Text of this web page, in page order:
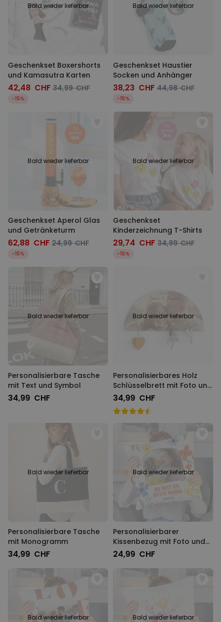
Bald wieder lieferbar
Geschenkset Boxershorts
und Kamasutra Karten
42,48 CHF 34,99 CHF
-15%
Bald wieder lieferbar
Geschenkset Haustier
Socken und Anhänger
38,23 CHF 44,98 CHF
-15%
Bald wieder lieferbar
Geschenkset Aperol Glas
und Getränketurm
62,88 CHF 24,99 CHF
-15%
Bald wieder lieferbar
Geschenkset
Kinderzeichnung T-Shirts
29,74 CHF 34,99 CHF
-15%
Bald wieder lieferbar
Personalisierbare Tasche
mit Text und Symbol
34,99 CHF
Bald wieder lieferbar
Personalisierbares Holz
Schlüsselbrett mit Foto und
Text
34,99 CHF
Bald wieder lieferbar
Personalisierbare Tasche
mit Monogramm
34,99 CHF
Bald wieder lieferbar
Personalisierbarer
Kissenbezug mit Foto und
Text
24,99 CHF
Bald wieder lieferbar Bald wieder lieferbar